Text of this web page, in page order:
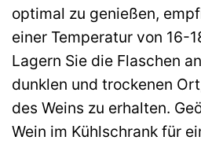
optimal zu genießen,
einer Temperatur von 16-
Lagern Sie die Flaschen
dunklen und trockenen
des Weins zu erhalten.
Wein im Kühlschrank für